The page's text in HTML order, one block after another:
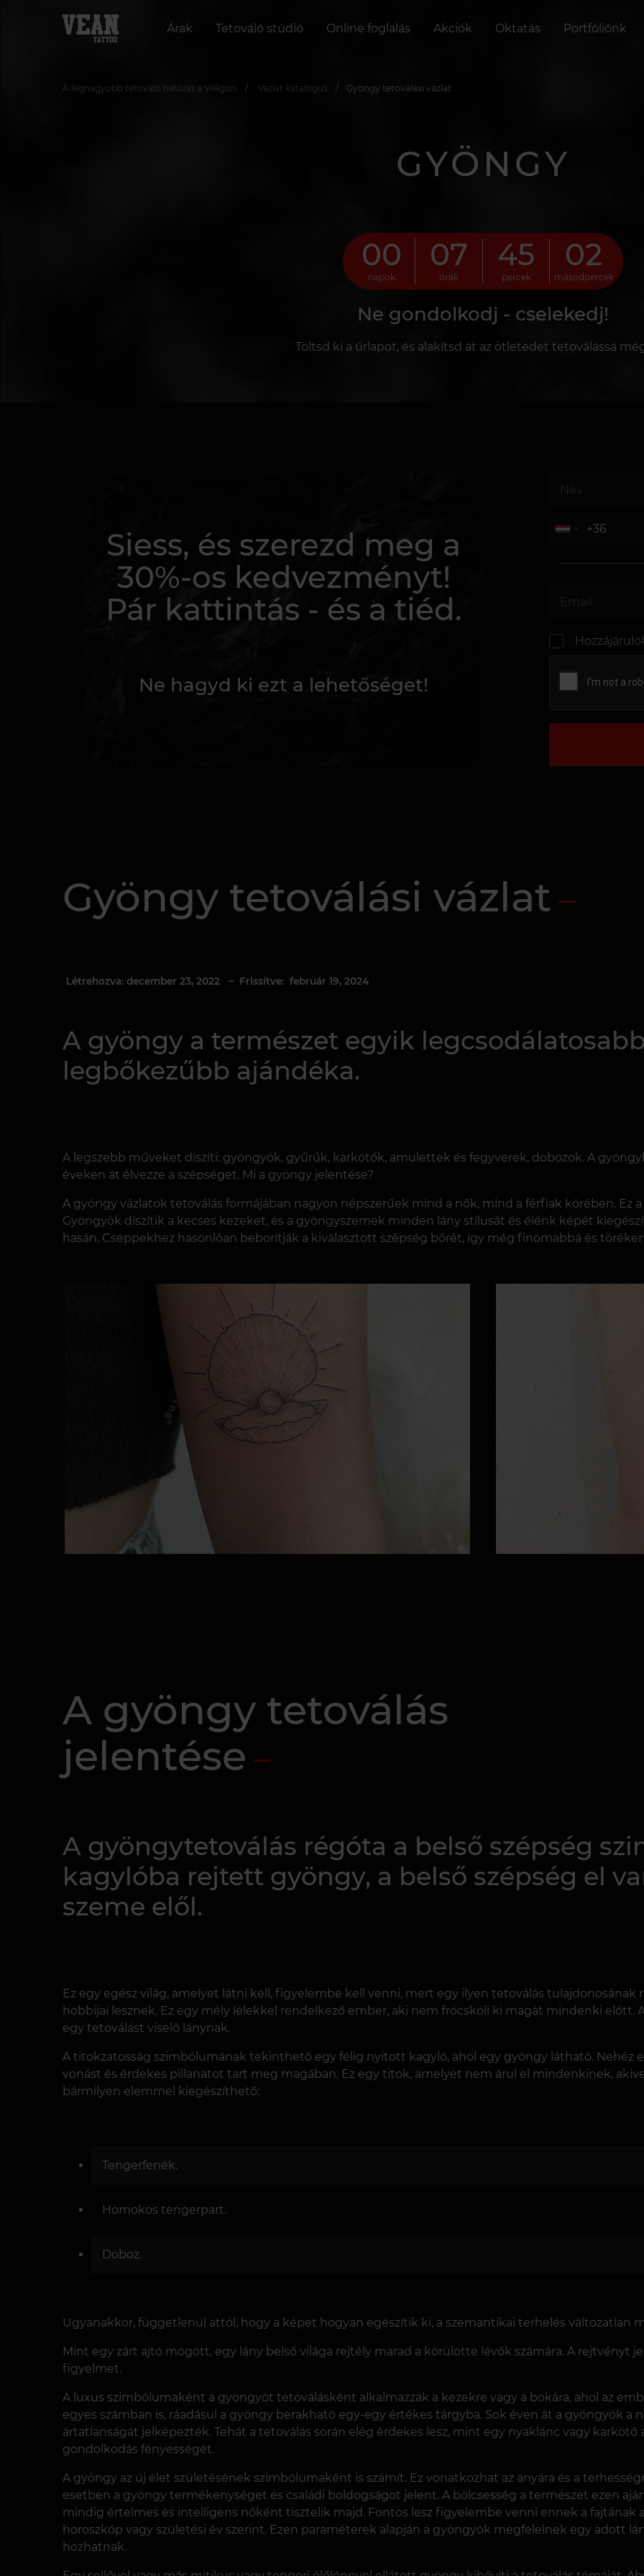
Árak Tetováló stúdió Online foglalás Akciók Oktatás Portfóliónk
A legnagyobb tetováló hálózat a Világon Vázlat katalógus Gyöngy tetoválási vázlat
GYÖNGY
00
napok
07
órák
45
percek
01
másodpercek
Ne gondolkodj - cselekedj!
Töltsd ki a űrlapot, és alakítsd át az ötletedet tetoválássá
Siess, és szerezd meg a
30%-os kedvezményt!
Pár kattintás - és a tiéd.
Ne hagyd ki ezt a lehetőséget!
Gyöngy tetoválási vázlat
Létrehozva: december 23, 2022 – Frissítve: február 19, 2024
A gyöngy a természet egyik
legbőkezűbb ajándéka.
A legszebb műveket díszíti: gyöngyök, gyűrűk, karkötők, amulettek és fegyverek, dobozok. A
éveken át élvezze a szépséget. Mi a gyöngy jelentése?
A gyöngy vázlatok tetoválás formájában nagyon népszerűek mind a nők, mind a férfiak körében. Ez
Gyöngyök díszítik a kecses kezeket, és a gyöngyszemek minden lány stílusát és élénk képét
hasán. Cseppekhez hasonlóan beborítják a kiválasztott szépség bőrét, így még finomabbá és
A gyöngy tetoválás
jelentése
A gyöngytetoválás régóta a belső szépség
kagylóba rejtett gyöngy, a belső szépség el
szeme elől.
Ez egy egész világ, amelyet látni kell, figyelembe kell venni, mert egy ilyen tetoválás
hobbijai lesznek. Ez egy mély lélekkel rendelkező ember, aki nem fröcsköli ki magát mindenki előtt.
egy tetoválást viselő lánynak.
A titokzatosság szimbólumának tekinthető egy félig nyitott kagyló, ahol egy gyöngy látható. Nehéz
vonást és érdekes pillanatot tart meg magában. Ez egy titok, amelyet nem árul el mindenkinek,
bármilyen elemmel kiegészíthető:
Tengerfenék.
Homokos tengerpart.
Doboz.
Ugyanakkor, függetlenül attól, hogy a képet hogyan egészítik ki, a szemantikai terhelés változatlan
Mint egy zárt ajtó mögött, egy lány belső világa rejtély marad a körülötte lévők számára. A rejtvényt
figyelmet.
A luxus szimbólumaként a gyöngyöt tetoválásként alkalmazzák a kezekre vagy a bokára, ahol az
egyes számban is, ráadásul a gyöngy berakható egy-egy értékes tárgyba. Sok éven át a gyöngyök a
ártatlanságát jelképezték. Tehát a tetoválás során elég érdekes lesz, mint egy nyaklánc vagy karkötő
gondolkodás fényességét.
A gyöngy az új élet születésének szimbólumaként is számít. Ez vonatkozhat az anyára és a
esetben a gyöngy termékenységet és családi boldogságot jelent. A bölcsesség a természet ezen
mindig értelmes és intelligens nőként tisztelik majd. Fontos lesz figyelembe venni ennek a fajtának
horoszkóp vagy születési év szerint. Ezen paraméterek alapján a gyöngyök megfelelnek egy adott
hozhatnak.